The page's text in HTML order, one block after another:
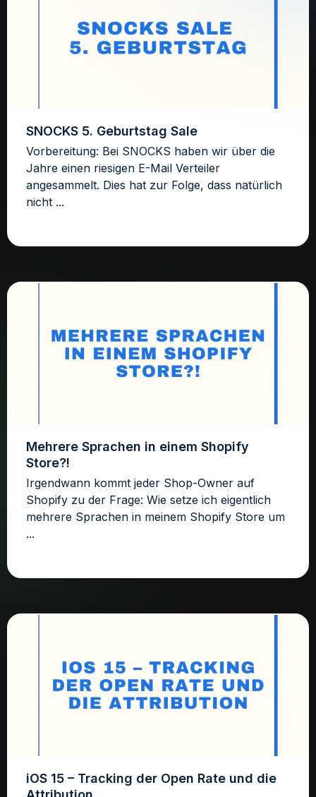
SNOCKS 5. Geburtstag Sale
Vorbereitung: Bei SNOCKS haben wir über die
Jahre einen riesigen E-Mail Verteiler
angesammelt. Dies hat zur Folge, dass natürlich
nicht ...
Mehrere Sprachen in einem Shopify
Store?!
Irgendwann kommt jeder Shop-Owner auf
Shopify zu der Frage: Wie setze ich eigentlich
mehrere Sprachen in meinem Shopify Store um
...
iOS 15 – Tracking der Open Rate und die